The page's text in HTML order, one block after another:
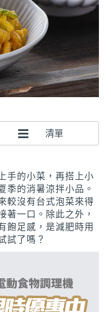
手的小菜，再搭上小
季的消暑涼拌小品。
較沒有台式泡菜來得
著一口。除此之外，
飽足感，是減肥時用
試了嗎？